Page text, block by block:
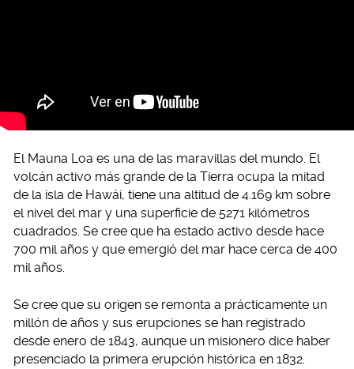
El Mauna Loa es una de las maravillas del mundo. El
volcán activo más grande de la Tierra ocupa la mitad
de la isla de Hawái, tiene una altitud de 4.169 km sobre
el nivel del mar y una superficie de 5271 kilómetros
cuadrados. Se cree que ha estado activo desde hace
700 mil años y que emergió del mar hace cerca de 400
mil años.
Se cree que su origen se remonta a prácticamente un
millón de años y sus erupciones se han registrado
desde enero de 1843, aunque un misionero dice haber
presenciado la primera erupción histórica en 1832.